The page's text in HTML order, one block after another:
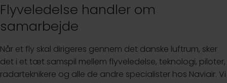
Flyveledelse handler om
samarbejde
Når et fly skal dirigeres gennem det danske luftrum, sker
det i et tæt samspil mellem flyveledelse, teknologi, piloter,
radarteknikere og alle de andre specialister hos Naviair. Vi